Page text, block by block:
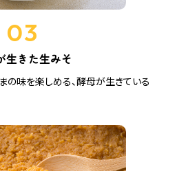
03
生きた生みそ
味を楽しめる、酵母が生きている